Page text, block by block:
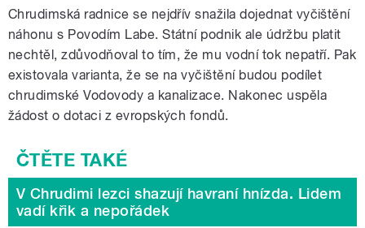
Chrudimská radnice se nejdřív snažila dojednat vyčištění
náhonu s Povodím Labe. Státní podnik ale údržbu platit
nechtěl, zdůvodňoval to tím, že mu vodní tok nepatří. Pak
existovala varianta, že se na vyčištění budou podílet
chrudimské Vodovody a kanalizace. Nakonec uspěla
žádost o dotaci z evropských fondů.
V Chrudimi lezci shazují havraní hnízda. Lidem
vadí křik a nepořádek